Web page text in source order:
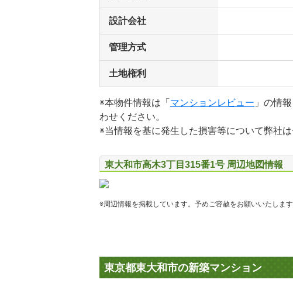
設計会社
管理方式
土地権利
※本物件情報は「 マンションレビュー 」の情
わせください。
※当情報を基に発生した損害等について弊社
東大和市高木3丁目315番1号 周辺地図情報
※周辺情報を掲載しています。予めご容赦をお願いいたします
東京都東大和市の新築マンション